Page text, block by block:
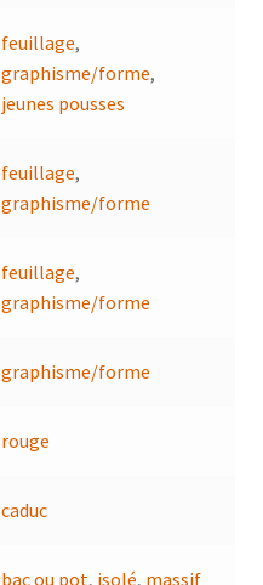
feuillage,
graphisme/forme,
jeunes pousses
feuillage,
graphisme/forme
feuillage,
graphisme/forme
graphisme/forme
rouge
caduc
bac ou pot, isolé, massif